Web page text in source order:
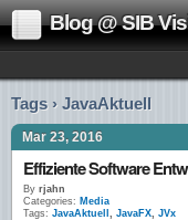
Blog @ SIB
Tags › JavaAktuell
Mar 23, 2016
Effiziente Software
By rjahn
Categories: Media
Tags: JavaAktuell , JavaFX, JVx